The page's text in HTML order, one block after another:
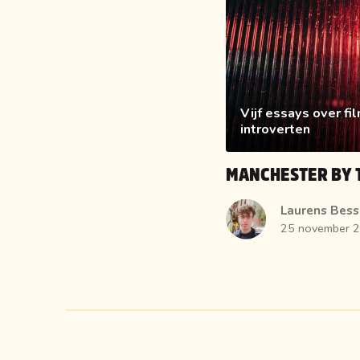
Vijf essays over
introverten
MANCHESTER BY
Laurens
25 november